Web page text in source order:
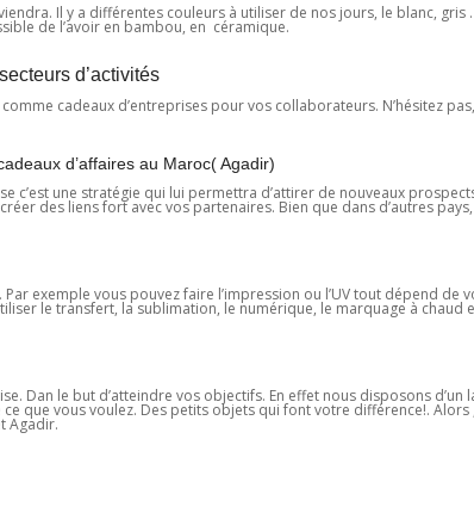
Il y a différentes couleurs à utiliser de nos jours, le blanc, gris
de l’avoir en bambou, en céramique.
d’activités
cadeaux d’entreprises pour vos collaborateurs. N’hésitez
d’affaires au Maroc( Agadir)
c’est une stratégie qui lui permettra d’attirer de nouveaux
des liens fort avec vos partenaires. Bien que dans d’autres
exemple vous pouvez faire l’impression ou l’UV tout dépend de
le transfert, la sublimation, le numérique, le marquage à chaud
Dan le but d’atteindre vos objectifs. En effet nous disposons d’un
que vous voulez. Des petits objets qui font votre différence!. Alors ,
Agadir.